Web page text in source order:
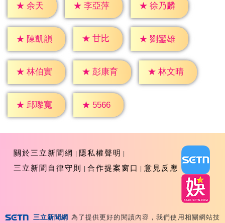
★ 余天 ★ 李亞萍 ★ 徐乃麟
★ 陳凱韻 ★ 甘比 ★ 劉鑾雄
★ 林伯實 ★ 彭康育 ★ 林文晴
★ 邱瓈寬 ★ 5566
關於三立新聞網
隱私權聲明
三立新聞自律守則
合作提案窗口 意見反應
三立新聞網 為了提供更好的閱讀內容，我們使用相關網站技